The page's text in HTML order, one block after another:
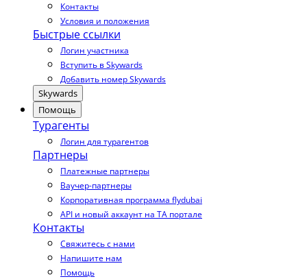
Контакты
Условия и положения
Быстрые ссылки
Логин участника
Вступить в Skywards
Добавить номер Skywards
Skywards
Помощь
Турагенты
Логин для турагентов
Партнеры
Платежные партнеры
Ваучер-партнеры
Корпоративная программа flydubai
API и новый аккаунт на TA портале
Контакты
Свяжитесь с нами
Напишите нам
Помощь